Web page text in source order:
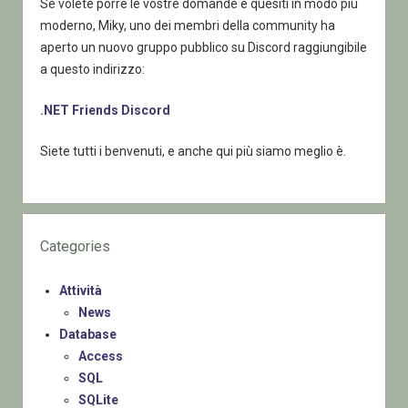
Se volete porre le vostre domande e quesiti in modo più
moderno, Miky, uno dei membri della community ha
aperto un nuovo gruppo pubblico su Discord raggiungibile
a questo indirizzo:
.NET Friends Discord
Siete tutti i benvenuti, e anche qui più siamo meglio è.
Categories
Attività
News
Database
Access
SQL
SQLite